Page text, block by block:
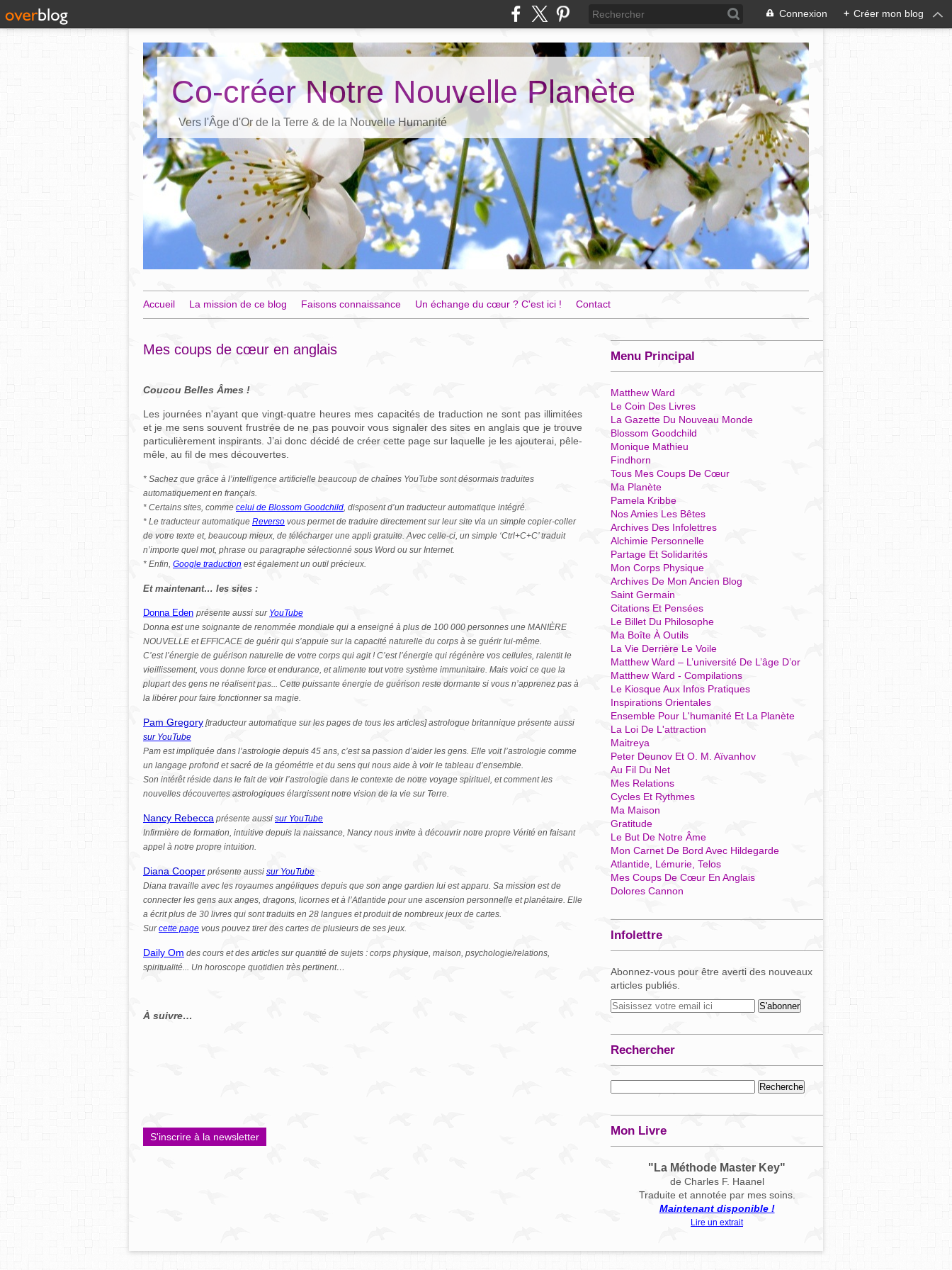
Connexion + Créer mon blog
Co-créer Notre Nouvelle Planète
Vers l'Âge d'Or de la Terre & de la Nouvelle Humanité
Accueil La mission de ce blog Faisons connaissance Un échange du cœur ? C'est ici ! Contact
Mes coups de cœur en anglais
Coucou Belles Âmes !
Les journées n'ayant que vingt-quatre heures mes capacités de traduction ne sont pas illimitées
et je me sens souvent frustrée de ne pas pouvoir vous signaler des sites en anglais que je trouve
particulièrement inspirants. J’ai donc décidé de créer cette page sur laquelle je les ajouterai, pêle-
mêle, au fil de mes découvertes.
* Sachez que grâce à l’intelligence artificielle beaucoup de chaînes YouTube sont désormais traduites
automatiquement en français.
* Certains sites, comme celui de Blossom Goodchild, disposent d’un traducteur automatique intégré.
* Le traducteur automatique Reverso vous permet de traduire directement sur leur site via un simple copier-coller
de votre texte et, beaucoup mieux, de télécharger une appli gratuite. Avec celle-ci, un simple ‘Ctrl+C+C’ traduit
n’importe quel mot, phrase ou paragraphe sélectionné sous Word ou sur Internet.
* Enfin, Google traduction est également un outil précieux.
Et maintenant… les sites :
Donna Eden présente aussi sur YouTube
Donna est une soignante de renommée mondiale qui a enseigné à plus de 100 000 personnes une MANIÈRE
NOUVELLE et EFFICACE de guérir qui s’appuie sur la capacité naturelle du corps à se guérir lui-même.
C’est l’énergie de guérison naturelle de votre corps qui agit ! C’est l’énergie qui régénère vos cellules, ralentit le
vieillissement, vous donne force et endurance, et alimente tout votre système immunitaire. Mais voici ce que la
plupart des gens ne réalisent pas... Cette puissante énergie de guérison reste dormante si vous n’apprenez pas à
la libérer pour faire fonctionner sa magie.
Pam Gregory [traducteur automatique sur les pages de tous les articles] astrologue britannique présente aussi
sur YouTube
Pam est impliquée dans l’astrologie depuis 45 ans, c’est sa passion d’aider les gens. Elle voit l’astrologie comme
un langage profond et sacré de la géométrie et du sens qui nous aide à voir le tableau d’ensemble.
Son intérêt réside dans le fait de voir l’astrologie dans le contexte de notre voyage spirituel, et comment les
nouvelles découvertes astrologiques élargissent notre vision de la vie sur Terre.
Nancy Rebecca présente aussi sur YouTube
Infirmière de formation, intuitive depuis la naissance, Nancy nous invite à découvrir notre propre Vérité en faisant
appel à notre propre intuition.
Diana Cooper présente aussi sur YouTube
Diana travaille avec les royaumes angéliques depuis que son ange gardien lui est apparu. Sa mission est de
connecter les gens aux anges, dragons, licornes et à l’Atlantide pour une ascension personnelle et planétaire. Elle
a écrit plus de 30 livres qui sont traduits en 28 langues et produit de nombreux jeux de cartes.
Surcette page vous pouvez tirer des cartes de plusieurs de ses jeux.
Daily Om des cours et des articles sur quantité de sujets : corps physique, maison, psychologie/relations,
spiritualité... Un horoscope quotidien très pertinent…
À suivre…
S'inscrire à la newsletter
Menu Principal
Matthew Ward
Le Coin Des Livres
La Gazette Du Nouveau Monde
Blossom Goodchild
Monique Mathieu
Findhorn
Tous Mes Coups De Cœur
Ma Planète
Pamela Kribbe
Nos Amies Les Bêtes
Archives Des Infolettres
Alchimie Personnelle
Partage Et Solidarités
Mon Corps Physique
Archives De Mon Ancien Blog
Saint Germain
Citations Et Pensées
Le Billet Du Philosophe
Ma Boîte À Outils
La Vie Derrière Le Voile
Matthew Ward – L’université De L’âge D’or
Matthew Ward - Compilations
Le Kiosque Aux Infos Pratiques
Inspirations Orientales
Ensemble Pour L'humanité Et La Planète
La Loi De L'attraction
Maitreya
Peter Deunov Et O. M. Aïvanhov
Au Fil Du Net
Mes Relations
Cycles Et Rythmes
Ma Maison
Gratitude
Le But De Notre Âme
Mon Carnet De Bord Avec Hildegarde
Atlantide, Lémurie, Telos
Mes Coups De Cœur En Anglais
Dolores Cannon
Infolettre
Abonnez-vous pour être averti des nouveaux
articles publiés.
Rechercher
Mon Livre
"La Méthode Master Key"
de Charles F. Haanel
Traduite et annotée par mes soins.
Maintenant disponible !
Lire un extrait